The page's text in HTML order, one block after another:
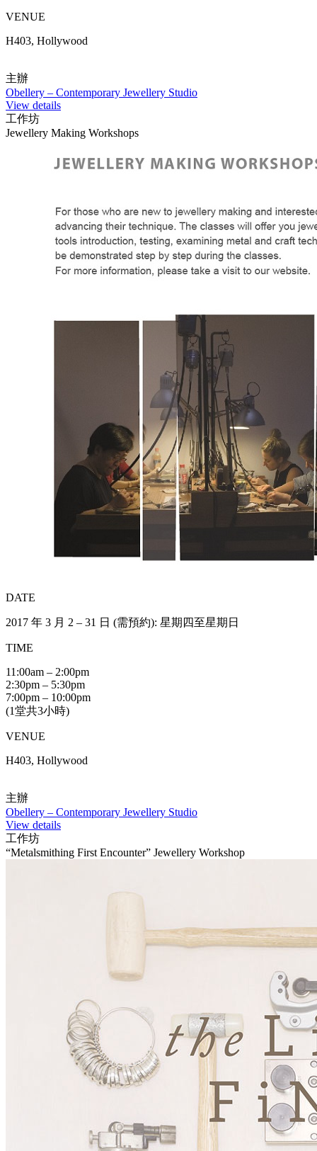
VENUE
H403, Hollywood
主辦
Obellery – Contemporary Jewellery Studio
View details
工作坊
Jewellery Making Workshops
DATE
2017 年 3 月 2 – 31 日 (需預約): 星期四至星期日
TIME
11:00am – 2:00pm
2:30pm – 5:30pm
7:00pm – 10:00pm
(1堂共3小時)
VENUE
H403, Hollywood
主辦
Obellery – Contemporary Jewellery Studio
View details
工作坊
“Metalsmithing First Encounter” Jewellery Workshop